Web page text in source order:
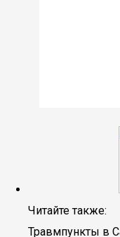
Читайте также:
Травмпункты в